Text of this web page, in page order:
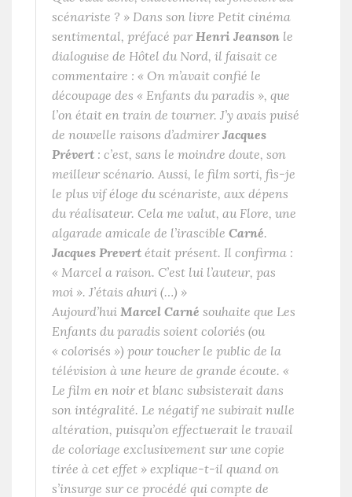
scénariste ? » Dans son livre Petit cinéma
sentimental, préfacé par Henri Jeanson le
dialoguise de Hôtel du Nord, il faisait ce
commentaire : « On m’avait confié le
découpage des « Enfants du paradis », que
l’on était en train de tourner. J’y avais puisé
de nouvelle raisons d’admirer Jacques
Prévert : c’est, sans le moindre doute, son
meilleur scénario. Aussi, le film sorti, fis-je
le plus vif éloge du scénariste, aux dépens
du réalisateur. Cela me valut, au Flore, une
algarade amicale de l’irascible Carné.
Jacques Prevert était présent. Il confirma :
« Marcel a raison. C’est lui l’auteur, pas
moi ». J’étais ahuri (…) »
Aujourd’hui Marcel Carné souhaite que Les
Enfants du paradis soient coloriés (ou
« colorisés ») pour toucher le public de la
télévision à une heure de grande écoute. «
Le film en noir et blanc subsisterait dans
son intégralité. Le négatif ne subirait nulle
altération, puisqu’on effectuerait le travail
de coloriage exclusivement sur une copie
tirée à cet effet » explique-t-il quand on
s’insurge sur ce procédé qui compte de